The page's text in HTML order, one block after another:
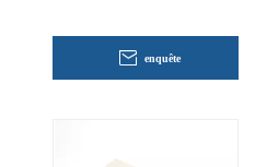
enquête